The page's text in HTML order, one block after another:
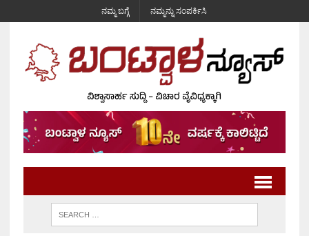
ನಮ್ಮ ಬಗ್ಗೆ ನಮ್ಮನ್ನು ಸಂಪರ್ಕಿಸಿ